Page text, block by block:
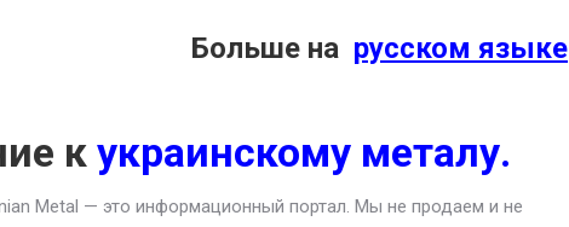
Больше на русском языке
к украинскому металу.
Metal — это информационный портал. Мы не продаем и не